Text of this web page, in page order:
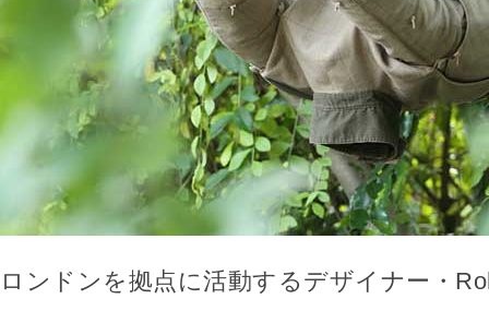
ロンドンを拠点に活動するデザイナー・